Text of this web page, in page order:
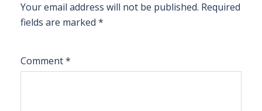
Your email address will not be published. Required
fields are marked *
Comment*